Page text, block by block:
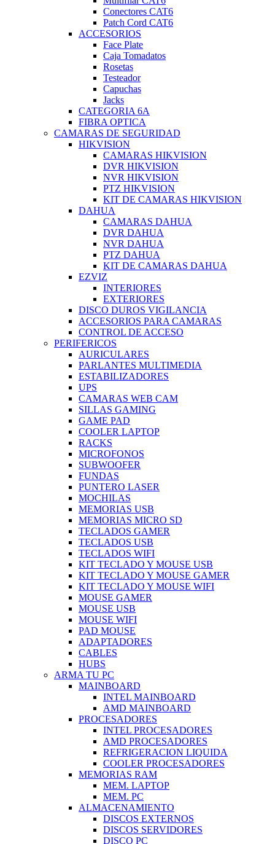
Conectores CAT6
Patch Cord CAT6
ACCESORIOS
Face Plate
Caja Tomadatos
Rosetas
Testeador
Capuchas
Jacks
CATEGORIA 6A
FIBRA OPTICA
CAMARAS DE SEGURIDAD
HIKVISION
CAMARAS HIKVISION
DVR HIKVISION
NVR HIKVISION
PTZ HIKVISION
KIT DE CAMARAS HIKVISION
DAHUA
CAMARAS DAHUA
DVR DAHUA
NVR DAHUA
PTZ DAHUA
KIT DE CAMARAS DAHUA
EZVIZ
INTERIORES
EXTERIORES
DISCO DUROS VIGILANCIA
ACCESORIOS PARA CAMARAS
CONTROL DE ACCESO
PERIFERICOS
AURICULARES
PARLANTES MULTIMEDIA
ESTABILIZADORES
UPS
CAMARAS WEB CAM
SILLAS GAMING
GAME PAD
COOLER LAPTOP
RACKS
MICROFONOS
SUBWOOFER
FUNDAS
PUNTERO LASER
MOCHILAS
MEMORIAS USB
MEMORIAS MICRO SD
TECLADOS GAMER
TECLADOS USB
TECLADOS WIFI
KIT TECLADO Y MOUSE USB
KIT TECLADO Y MOUSE GAMER
KIT TECLADO Y MOUSE WIFI
MOUSE GAMER
MOUSE USB
MOUSE WIFI
PAD MOUSE
ADAPTADORES
CABLES
HUBS
ARMA TU PC
MAINBOARD
INTEL MAINBOARD
AMD MAINBOARD
PROCESADORES
INTEL PROCESADORES
AMD PROCESADORES
REFRIGERACION LIQUIDA
COOLER PROCESADORES
MEMORIAS RAM
MEM. LAPTOP
MEM. PC
ALMACENAMIENTO
DISCOS EXTERNOS
DISCOS SERVIDORES
DISCO PC